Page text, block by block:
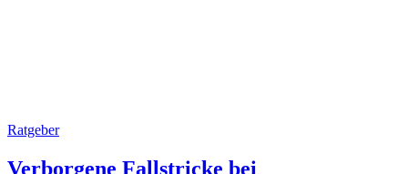
Ratgeber
Verborgene Fallstricke bei